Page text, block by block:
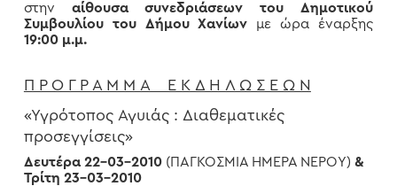
στην αίθουσα συνεδριάσεων του Δημοτικού
Συμβουλίου του Δήμου Χανίων με ώρα έναρξης
19:00 μ.μ.
Π Ρ Ο Γ Ρ Α Μ Μ Α Ε Κ Δ Η Λ Ω Σ Ε Ω Ν
«Υγρότοπος Αγυιάς : Διαθεματικές
προσεγγίσεις»
Δευτέρα 22-03-2010 (ΠΑΓΚΟΣΜΙΑ ΗΜΕΡΑ ΝΕΡΟΥ) &
Τρίτη 23-03-2010